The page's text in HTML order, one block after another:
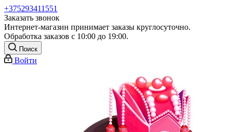
+375293411551
Заказать звонок
Интернет-магазин принимает заказы круглосуточно.
Обработка заказов с 10:00 до 19:00.
Поиск
Войти